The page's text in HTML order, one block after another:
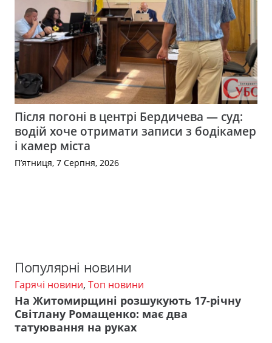
Після погоні в центрі Бердичева — суд:
водій хоче отримати записи з бодікамер
і камер міста
П’ятниця, 7 Серпня, 2026
Популярні новини
Гарячі новини, Топ новини
На Житомирщині розшукують 17-річну
Світлану Ромащенко: має два
татуювання на руках